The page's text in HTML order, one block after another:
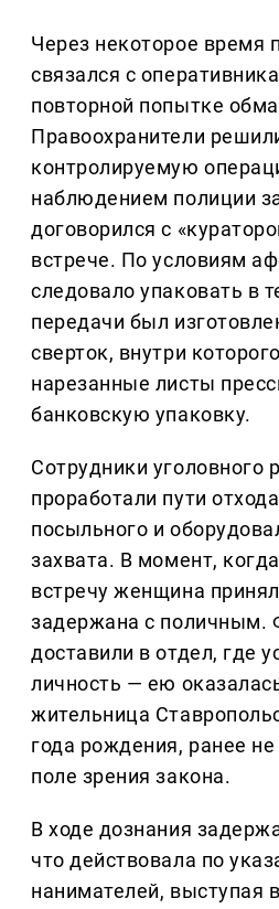
Через некоторое время
связался с
повторной попытке
Правоохранители
контролируемую
наблюдением полиции
договорился с
встрече. По условиям
следовало упаковать в
передачи был
сверток, внутри
нарезанные листы
банковскую упаковку.
Сотрудники уголовного
проработали пути
посыльного и
захвата. В момент,
встречу женщина
задержана с поличным.
доставили в отдел, где
личность — ею
жительница
года рождения, ранее
поле зрения закона.
В ходе дознания
что действовала по
нанимателей, выступая